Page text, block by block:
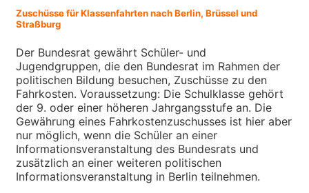
Zuschüsse für Klassenfahrten nach Berlin, Brüssel und
Straßburg
Der Bundesrat gewährt Schüler- und
Jugendgruppen, die den Bundesrat im Rahmen der
politischen Bildung besuchen, Zuschüsse zu den
Fahrkosten. Voraussetzung: Die Schulklasse gehört
der 9. oder einer höheren Jahrgangsstufe an. Die
Gewährung eines Fahrkostenzuschusses ist hier aber
nur möglich, wenn die Schüler an einer
Informationsveranstaltung des Bundesrats und
zusätzlich an einer weiteren politischen
Informationsveranstaltung in Berlin teilnehmen.